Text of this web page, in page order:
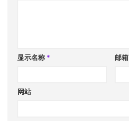
显示名称 * 邮箱
网站